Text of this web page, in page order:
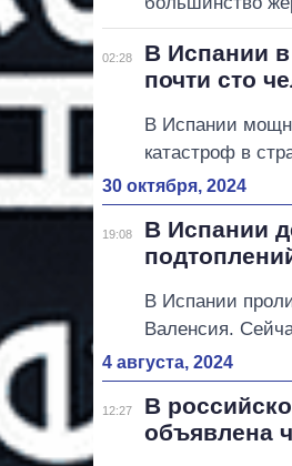
02:28
В Испании
почти сто
В Испании
катастроф в
30 октября, 2024
19:08
В Испании
В Испании
Валенсия.
4 августа, 2024
12:27
В
объявлена